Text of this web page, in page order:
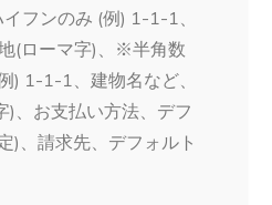
フンのみ (例) 1-1-1、
(ローマ字)、※半角数
) 1-1-1、建物名など、
)、お支払い方法、デフ
)、請求先、デフォルト